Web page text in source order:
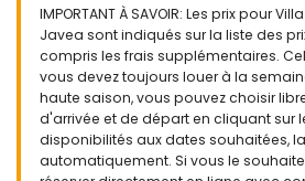
baignoire/douche, et toilette
salle de bain avec lavabo simple,
Extérieur de la villa
grand terrain clôturé
piscine privée mesurant 8 m x 4 m
magnifique jardin avec pelouse,
de jardin avec transats
IMPORTANT À SAVOIR: Les prix pour
Javea sont indiqués sur la liste des
compris les frais supplémentaires.
vous devez toujours louer à la
haute saison, vous pouvez choisir
d'arrivée et de départ en cliquant sur
disponibilités aux dates souhaitées,
automatiquement. Si vous le